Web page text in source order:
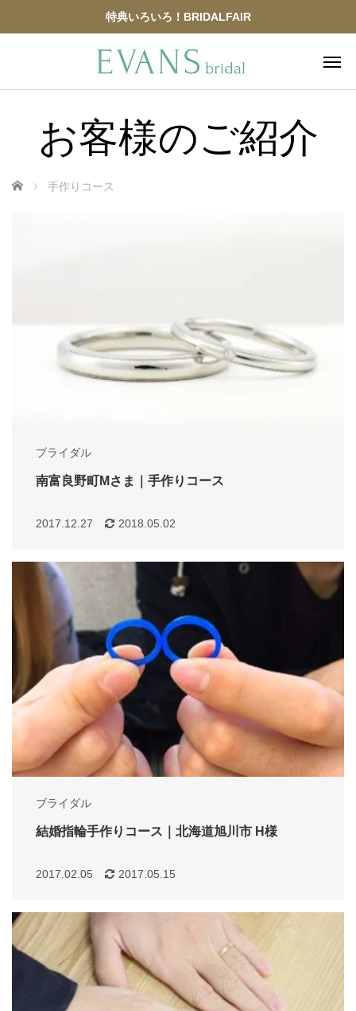
特典いろいろ！BRIDALFAIR
お客様のご紹介
ホーム 手作りコース
ブライダル
南富良野町Mさま｜手作りコース
2017.12.27 2018.05.02
ブライダル
結婚指輪手作りコース｜北海道旭川市 H様
2017.02.05 2017.05.15